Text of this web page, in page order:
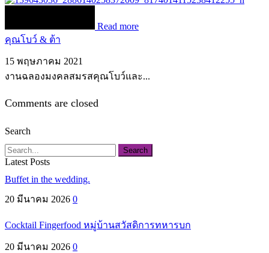
Read more
คุณโบว์ & ต้า
15 พฤษภาคม 2021
งานฉลองมงคลสมรสคุณโบว์และ...
Comments are closed
Search
Search
Latest Posts
Buffet in the wedding.
20 มีนาคม 2026 0
Cocktail Fingerfood หมู่บ้านสวัสดิการทหารบก
20 มีนาคม 2026 0